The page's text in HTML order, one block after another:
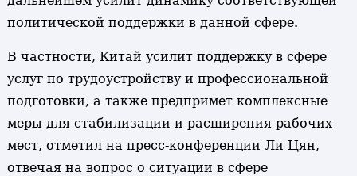
политической поддержки в данной сфере.
В частности, Китай усилит поддержку в сфере
услуг по трудоустройству и профессиональной
подготовки, а также предпримет комплексные
меры для стабилизации и расширения рабочих
мест, отметил на пресс-конференции Ли Цян,
отвечая на вопрос о ситуации в сфере